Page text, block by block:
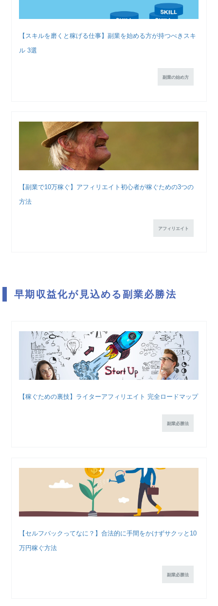
【スキルを磨くと稼げる仕事】副業を始める方が持つべきスキ
ル 3選
副業の始め方
【副業で10万稼ぐ】アフィリエイト初心者が稼ぐための3つの
方法
アフィリエイト
早期収益化が見込める副業必勝法
【稼ぐための裏技】ライターアフィリエイト 完全ロードマップ
副業必勝法
【セルフバックってなに？】合法的に手間をかけずサクッと10
万円稼ぐ方法
副業必勝法